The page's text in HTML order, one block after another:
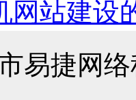
网站建设
易捷网